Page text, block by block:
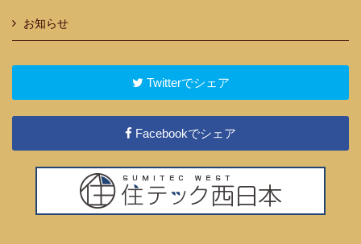
お知らせ
Twitterでシェア
Facebookでシェア